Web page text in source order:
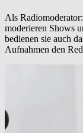
Als
moderieren Shows
bedienen sie auch
Aufnahmen den